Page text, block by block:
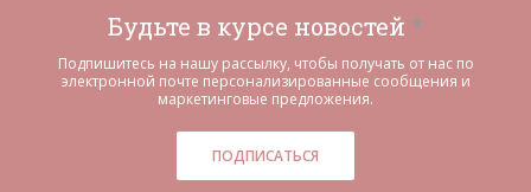
Будьте в курсе новостей *
Подпишитесь на нашу рассылку, чтобы получать от нас по
электронной почте персонализированные сообщения и
маркетинговые предложения.
ПОДПИСАТЬСЯ